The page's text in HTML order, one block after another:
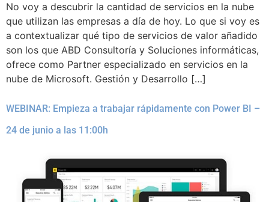
No voy a descubrir la cantidad de servicios en la nube
que utilizan las empresas a día de hoy. Lo que si voy es
a contextualizar qué tipo de servicios de valor añadido
son los que ABD Consultoría y Soluciones informáticas,
ofrece como Partner especializado en servicios en la
nube de Microsoft. Gestión y Desarrollo […]
WEBINAR: Empieza a trabajar rápidamente con Power BI –
24 de junio a las 11:00h